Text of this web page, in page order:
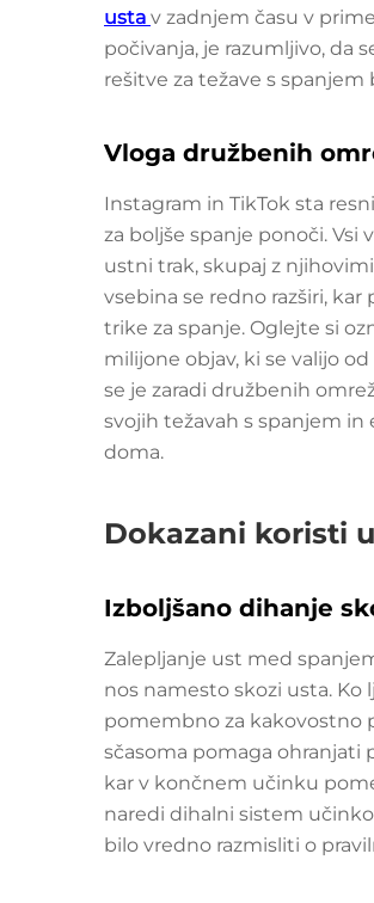
usta v zadnjem času v
počivanja, je razumljivo, da
rešitve za težave s spanjem
Vloga družbenih
Instagram in TikTok sta
za boljše spanje ponoči. Vsi
ustni trak, skupaj z
vsebina se redno razširi,
trike za spanje. Oglejte si
milijone objav, ki se valijo
se je zaradi družbenih
svojih težavah s spanjem
doma.
Dokazani koristi
Izboljšano dihanje
Zalepljanje ust med
nos namesto skozi usta. Ko
pomembno za kakovostno
sčasoma pomaga ohranjati
kar v končnem učinku
naredi dihalni sistem
bilo vredno razmisliti o